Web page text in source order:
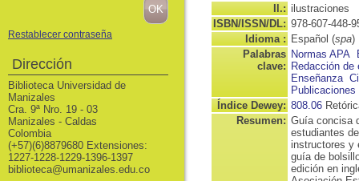
Il.: ilustraciones
ISBN/ISSN/DL: 978-607-448-
Idioma : Español (spa)
Palabras
clave:
Normas APA
Redacción de
Enseñanza
Índice Dewey: 808.06
Resumen: Guía concisa
estudiantes
instructores y
guía de
edición en
Restablecer contraseña
Dirección
Biblioteca Universidad de
Manizales
Cra. 9ª Nro. 19 - 03
Manizales - Caldas
Colombia
(+57)(6)8879680 Extensiones:
1227-1228-1229-1396-1397
biblioteca@umanizales.edu.co